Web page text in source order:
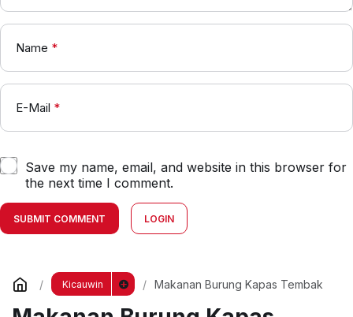
Name *
E-Mail *
Save my name, email, and website in this browser for
the next time I comment.
SUBMIT COMMENT LOGIN
Kicauwin Makanan Burung Kapas Tembak